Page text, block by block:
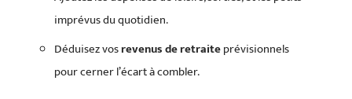
imprévus du quotidien.
Déduisez vosrevenus de retraiteprévisionnels
pour cerner l’écart à combler.